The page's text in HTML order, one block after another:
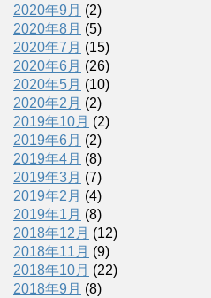
2020年9月 (2)
2020年8月 (5)
2020年7月 (15)
2020年6月 (26)
2020年5月 (10)
2020年2月 (2)
2019年10月 (2)
2019年6月 (2)
2019年4月 (8)
2019年3月 (7)
2019年2月 (4)
2019年1月 (8)
2018年12月 (12)
2018年11月 (9)
2018年10月 (22)
2018年9月 (8)